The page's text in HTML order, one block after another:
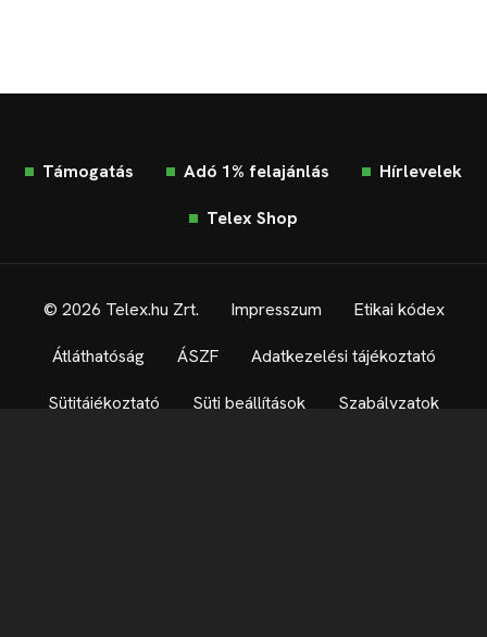
Támogatás Adó 1% felajánlás Hírlevelek
Telex Shop
© 2026 Telex.hu Zrt. Impresszum Etikai kódex
Átláthatóság ÁSZF Adatkezelési tájékoztató
Sütitájékoztató Süti beállítások Szabályzatok